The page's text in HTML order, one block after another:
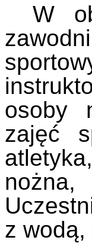
W
osoby
zajęć
nożna,
z wodą,